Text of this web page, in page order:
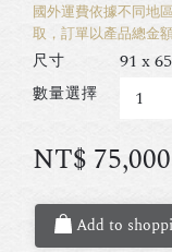
國外運費依據不同地
取，訂單以產品總金
尺寸 91 x
數量選擇
NT$ 75,000
Add to